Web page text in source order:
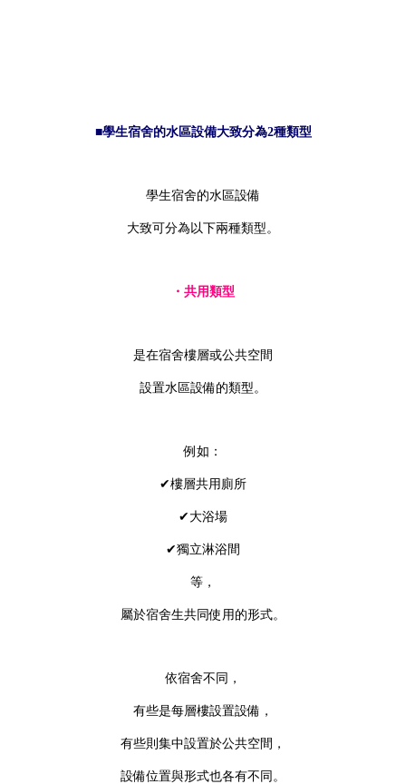
■學生宿舍的水區設備大致分為2種類型
學生宿舍的水區設備
大致可分為以下兩種類型。
・共用類型
是在宿舍樓層或公共空間
設置水區設備的類型。
例如：
✔樓層共用廁所
✔大浴場
✔獨立淋浴間
等，
屬於宿舍生共同使用的形式。
依宿舍不同，
有些是每層樓設置設備，
有些則集中設置於公共空間，
設備位置與形式也各有不同。